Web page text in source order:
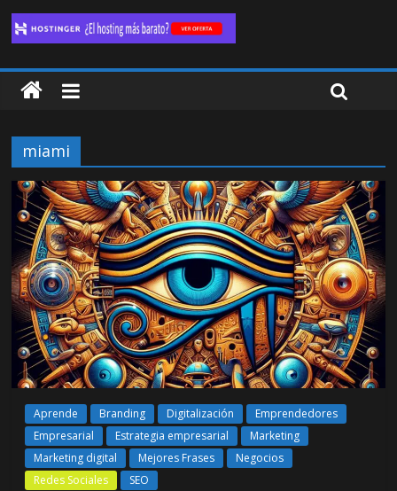
miami
Aprende Branding Digitalización
Emprendedores
Empresarial
Estrategia empresarial
Marketing
Marketing digital
Mejores Frases
Negocios
Redes Sociales
SEO